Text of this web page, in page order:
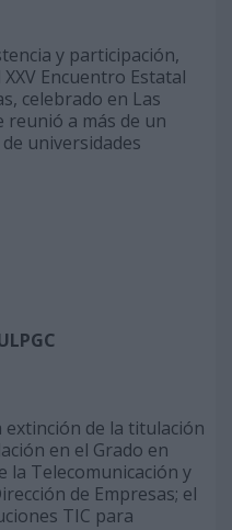
y participación,
Encuentro Estatal
celebrado en Las
reunió a más de un
universidades
de la titulación
en el Grado en
la Telecomunicación y
de Empresas; el
TIC para